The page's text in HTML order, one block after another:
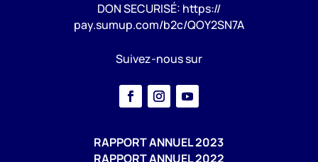
DON SECURISÉ: https://
pay.sumup.com/b2c/QOY2SN7A
Suivez-nous sur
RAPPORT ANNUEL 2023
RAPPORT ANNUEL 2022